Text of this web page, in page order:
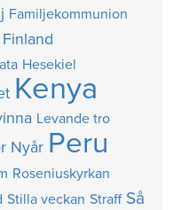
Familjekommunion
Finland
Hesekiel
Kenya
Levande tro
Nyår Peru
Roseniuskyrkan
Stilla veckan Straff Så